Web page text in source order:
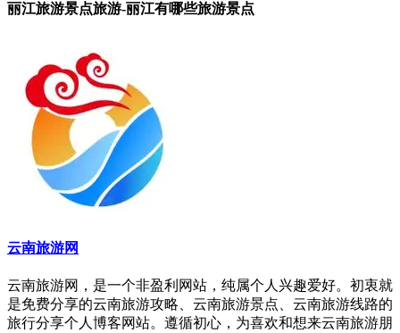
丽江旅游景点旅游-丽江有哪些旅游景点
云南旅游网
云南旅游网，是一个非盈利网站，纯属个人兴趣爱好。初衷就
是免费分享的云南旅游攻略、云南旅游景点、云南旅游线路的
旅行分享个人博客网站。遵循初心，为喜欢和想来云南旅游朋